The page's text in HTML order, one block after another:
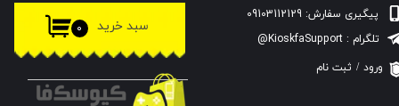
پیگیری سفارش: 09103112129
۰ سبد خرید
ورود / ثبت نام
حساب کاربری من
تغییر گذر واژه
تلگرام : KioskfaSupport@